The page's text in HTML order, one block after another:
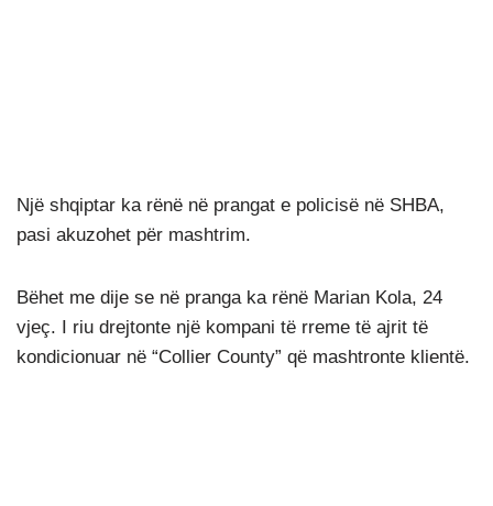
Një shqiptar ka rënë në prangat e policisë në SHBA,
pasi akuzohet për mashtrim.
Bëhet me dije se në pranga ka rënë Marian Kola, 24
vjeç. I riu drejtonte një kompani të rreme të ajrit të
kondicionuar në “Collier County” që mashtronte klientë.